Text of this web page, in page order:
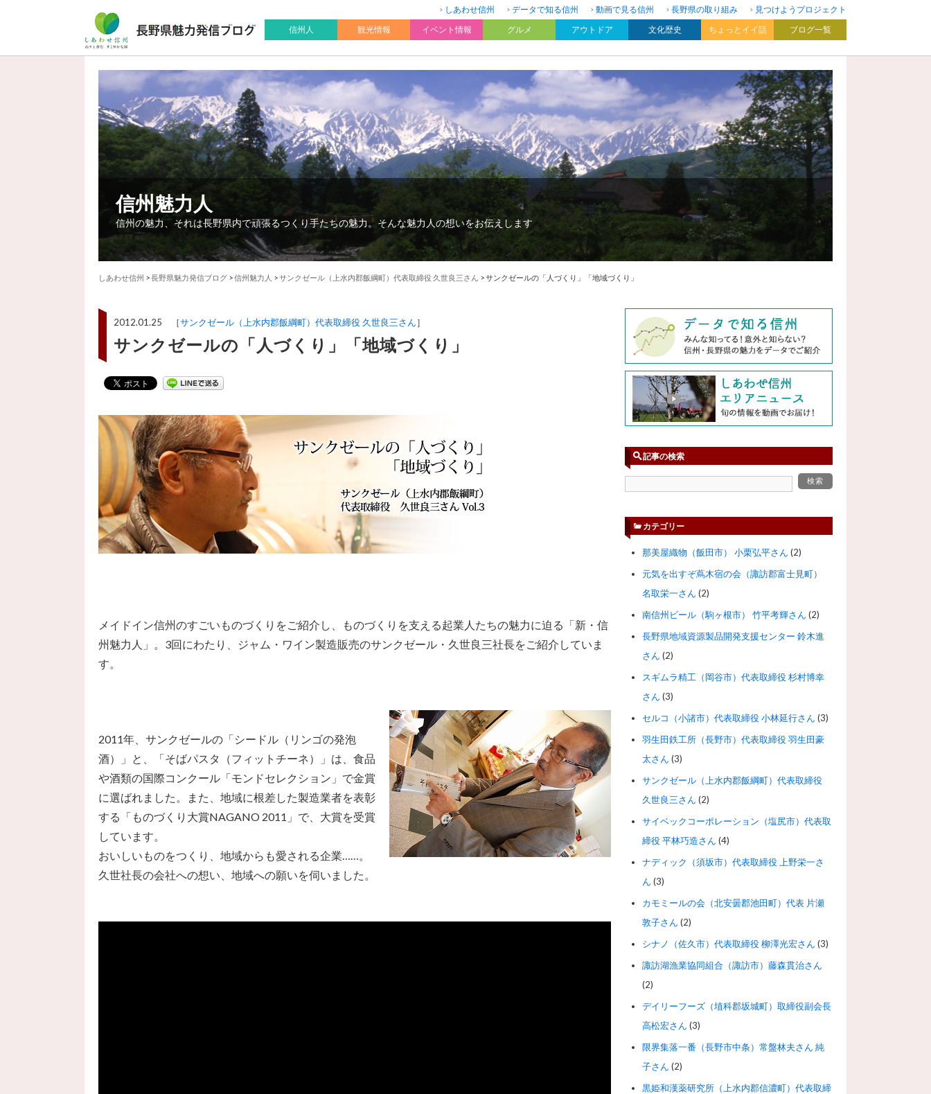
しあわせ信州 データで知る信州 動画で見る信州 長野県の取り組み
見つけようプロジェクト
信州人
観光情報 イベント情報 グルメ アウトドア 文化歴史 ちょっとイイ話 ブログ一覧
信州魅力人
信州の魅力、それは長野県内で頑張るつくり手たちの魅力。そんな魅力人の想いをお伝えします
しあわせ信州 >長野県魅力発信ブログ >信州魅力人 >サンクゼール（上水内郡飯綱町）代表取締役 久世良三さん >サンクゼールの「人づくり」「地域づくり」
2012.01.25 ［サンクゼール（上水内郡飯綱町）代表取締役 久世良三さん］
サンクゼールの「人づくり」「地域づくり」
メイドイン信州のすごいものづくりをご紹介し、ものづくりを支える起業人たちの魅力に迫る「新・信
州魅力人」。3回にわたり、ジャム・ワイン製造販売のサンクゼール・久世良三社長をご紹介していま
す。
2011年、サンクゼールの「シードル（リンゴの発泡
酒）」と、「そばパスタ（フィットチーネ）」は、食品
や酒類の国際コンクール「モンドセレクション」で金賞
に選ばれました。また、地域に根差した製造業者を表彰
する「ものづくり大賞NAGANO 2011」で、大賞を受賞
しています。
おいしいものをつくり、地域からも愛される企業……。
久世社長の会社への想い、地域への願いを伺いました。
記事の検索
カテゴリー
那美屋織物（飯田市） 小栗弘平さん (2)
元気を出すぞ蔦木宿の会（諏訪郡富士見町）
名取栄一さん (2)
南信州ビール（駒ヶ根市） 竹平考輝さん (2)
長野県地域資源製品開発支援センター 鈴木進
さん (2)
スギムラ精工（岡谷市）代表取締役 杉村博幸
さん (3)
セルコ（小諸市）代表取締役 小林延行さん (3)
羽生田鉄工所（長野市）代表取締役 羽生田豪
太さん (3)
サンクゼール（上水内郡飯綱町）代表取締役
久世良三さん (2)
サイベックコーポレーション（塩尻市）代表取
締役 平林巧造さん (4)
ナディック（須坂市）代表取締役 上野栄一さ
ん (3)
カモミールの会（北安曇郡池田町）代表 片瀬
敦子さん (2)
シナノ（佐久市）代表取締役 柳澤光宏さん (3)
諏訪湖漁業協同組合（諏訪市）藤森貫治さん
(2)
デイリーフーズ（埴科郡坂城町）取締役副会長
高松宏さん (3)
限界集落一番（長野市中条）常盤林夫さん 純
子さん (2)
黒姫和漢薬研究所（上水内郡信濃町）代表取締